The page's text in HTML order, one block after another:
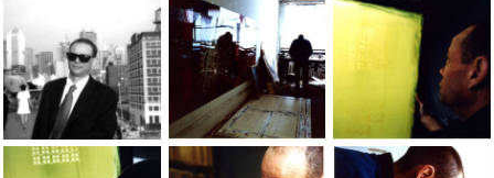
Jean-Pierre Sergent In New York, 1997Jean-Pierre Sergent at work in the LIC
Jean-Pierre